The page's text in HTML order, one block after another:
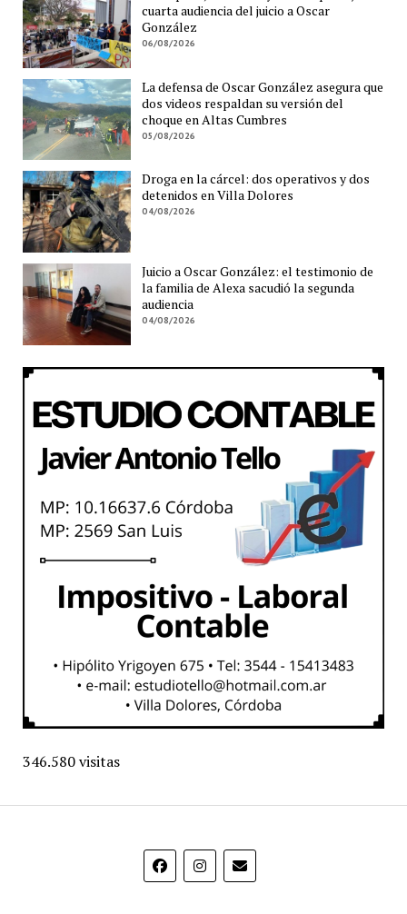
cuarta audiencia del juicio a Oscar
González
06/08/2026
La defensa de Oscar González asegura que
dos videos respaldan su versión del
choque en Altas Cumbres
05/08/2026
Droga en la cárcel: dos operativos y dos
detenidos en Villa Dolores
04/08/2026
Juicio a Oscar González: el testimonio de
la familia de Alexa sacudió la segunda
audiencia
04/08/2026
346.580 visitas